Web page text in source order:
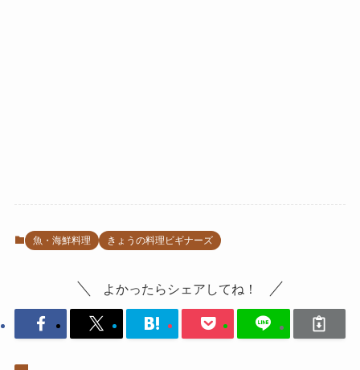
魚・海鮮料理 きょうの料理ビギナーズ
よかったらシェアしてね！